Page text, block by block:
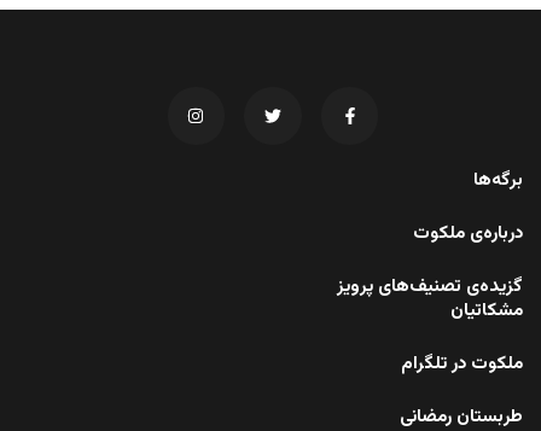
برگه‌ها
درباره‌ی ملکوت
گزیده‌ی تصنیف‌های پرویز
مشکاتیان
ملکوت در تلگرام
طربستان رمضانی